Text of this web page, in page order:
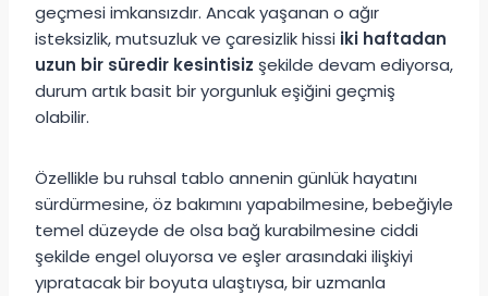
geçmesi imkansızdır. Ancak yaşanan o ağır
isteksizlik, mutsuzluk ve çaresizlik hissi iki haftadan
uzun bir süredir kesintisiz şekilde devam ediyorsa,
durum artık basit bir yorgunluk eşiğini geçmiş
olabilir.
Özellikle bu ruhsal tablo annenin günlük hayatını
sürdürmesine, öz bakımını yapabilmesine, bebeğiyle
temel düzeyde de olsa bağ kurabilmesine ciddi
şekilde engel oluyorsa ve eşler arasındaki ilişkiyi
yıpratacak bir boyuta ulaştıysa, bir uzmanla